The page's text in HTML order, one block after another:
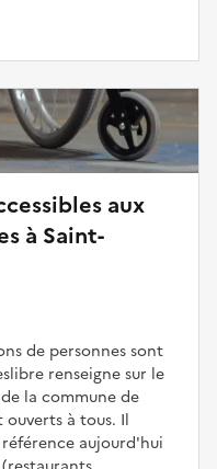
aux
à Saint-
de personnes sont
renseigne sur le
la commune de
ouverts à tous. Il
aujourd'hui